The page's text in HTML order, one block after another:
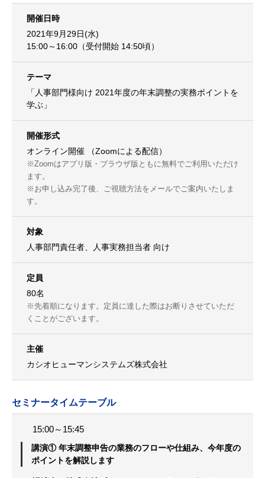
開催日時
2021年9月29日(水)
15:00～16:00（受付開始 14:50頃）
テーマ
「人事部門様向け 2021年度の年末調整の実務ポイントを
学ぶ」
開催形式
オンライン開催 （Zoomによる配信）
※Zoomはアプリ版・ブラウザ版ともに無料でご利用いただけ
ます。
※お申し込み完了後、ご視聴方法をメールでご案内いたしま
す。
対象
人事部門責任者、人事実務担当者 向け
定員
80名
※先着順になります。定員に達した際はお断りさせていただ
くことがございます。
主催
カシオヒューマンシステムズ株式会社
セミナータイムテーブル
15:00～15:45
講演① 年末調整申告の業務のフローや仕組み、今年度の
ポイントを解説します